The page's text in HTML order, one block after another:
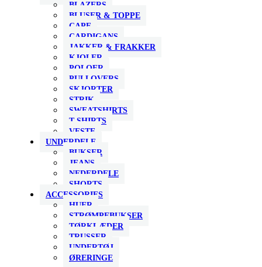
BLAZERS
BLUSER & TOPPE
CAPE
CARDIGANS
JAKKER & FRAKKER
KJOLER
POLOER
PULLOVERS
SKJORTER
STRIK
SWEATSHIRTS
T-SHIRTS
VESTE
UNDERDELE
BUKSER
JEANS
NEDERDELE
SHORTS
ACCESSORIES
HUER
STRØMPEBUKSER
TØRKLÆDER
TRUSSER
UNDERTØJ
ØRERINGE